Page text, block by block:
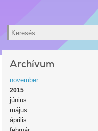
Keresés
Archívum
november
2015
június
május
április